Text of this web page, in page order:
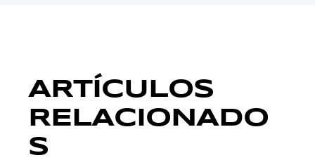
ARTÍCULOS
RELACIONADO
S